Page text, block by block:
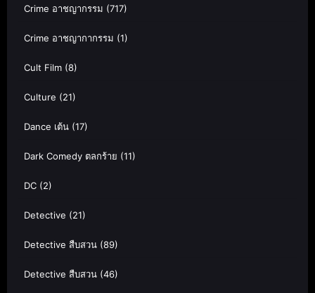
Crime อาชญากรรม (717)
Crime อาชญากากรรม (1)
Cult Film (8)
Culture (21)
Dance เต้น (17)
Dark Comedy ตลกร้าย (11)
DC (2)
Detective (21)
Detective สืบสวน (89)
Detective สืบสวน (46)